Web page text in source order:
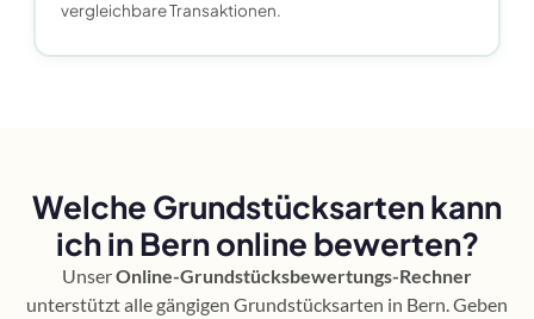
vergleichbare Transaktionen.
Welche Grundstücksarten kann
ich in Bern online bewerten?
UnserOnline-Grundstücksbewertungs-Rechner
unterstützt alle gängigen Grundstücksarten in Bern. Geben